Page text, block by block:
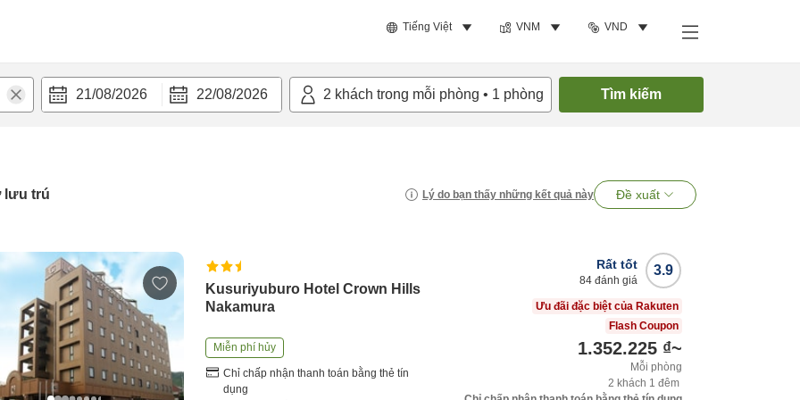
Tiếng Việt VNM VND
21/08/2026 22/08/2026 2 khách trong mỗi phòng • 1 phòng Tìm kiếm
lưu trú Lý do bạn thấy những kết quả này Đề xuất
Kusuriyuburo Hotel Crown Hills
Nakamura
Miễn phí hủy
Chỉ chấp nhận thanh toán bằng thẻ tín
dụng
3.9
Rất tốt
84 đánh giá
Ưu đãi đặc biệt của Rakuten
Flash Coupon
1.352.225 ₫~
Mỗi phòng
2 khách 1 đêm